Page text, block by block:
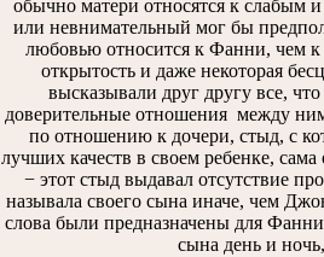
обычно матери относятся к слабым
или невнимательный мог бы
любовью относится к Фанни, чем
открытость и даже некоторая
высказывали друг другу все,
доверительные отношения между
по отношению к дочери, стыд, с
лучших качеств в своем ребенке,
− этот стыд выдавал отсутствие
называла своего сына иначе, чем
слова были предназначены для
сына день и